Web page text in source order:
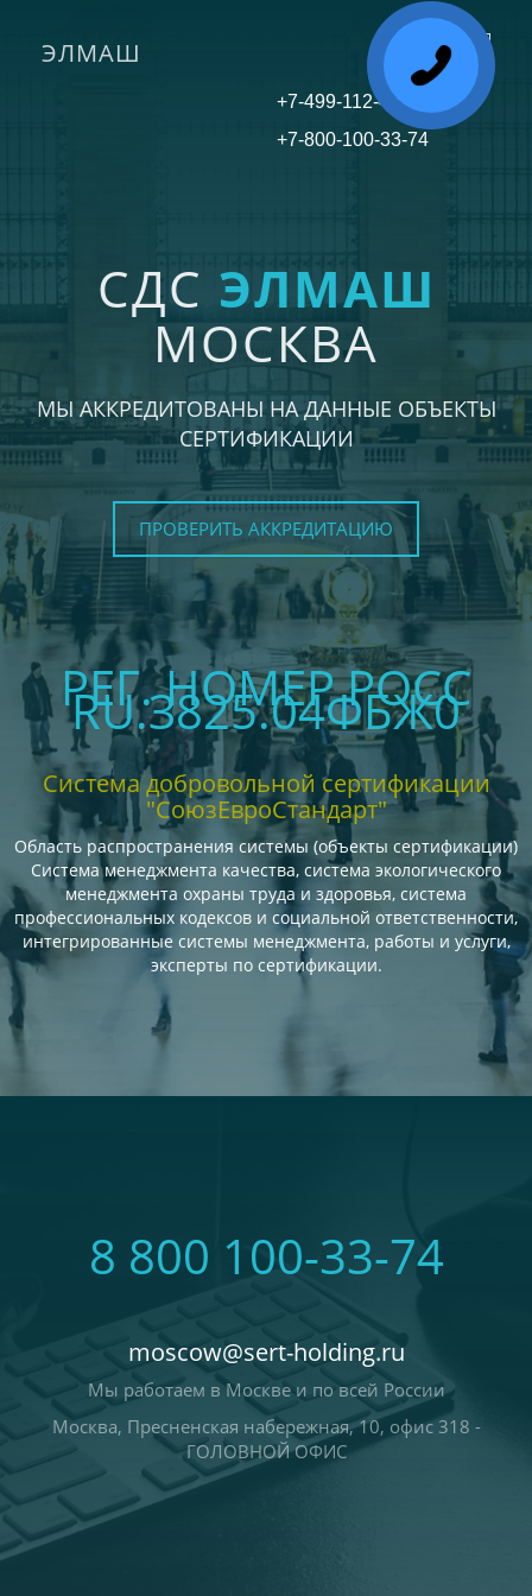
Toggle
ЭЛМАШ
СДС ЭЛМАШ
МОСКВА
МЫ АККРЕДИТОВАНЫ НА ДАННЫЕ ОБЪЕКТЫ
СЕРТИФИКАЦИИ
ПРОВЕРИТЬ АККРЕДИТАЦИЮ
РЕГ. НОМЕР РОСС
RU.З825.04ФБЖ0
Система добровольной сертификации
"СоюзЕвроСтандарт"
Область распространения системы (объекты сертификации)
Система менеджмента качества, система экологического
менеджмента охраны труда и здоровья, система
профессиональных кодексов и социальной ответственности,
интегрированные системы менеджмента, работы и услуги,
эксперты по сертификации.
8 800 100-33-74
moscow@sert-holding.ru
Мы работаем в Москве и по всей России
Москва, Пресненская набережная, 10, офис 318 -
ГОЛОВНОЙ ОФИС
+7-499-112-45-81
+7-800-100-33-74